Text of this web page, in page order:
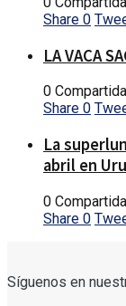
Share 0
LA VACA
0 Compartida
Share 0
La
abril en
0 Compartida
Share 0
Síguenos en